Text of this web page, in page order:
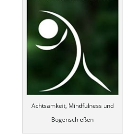
Achtsamkeit, Mindfulness und
Bogenschießen